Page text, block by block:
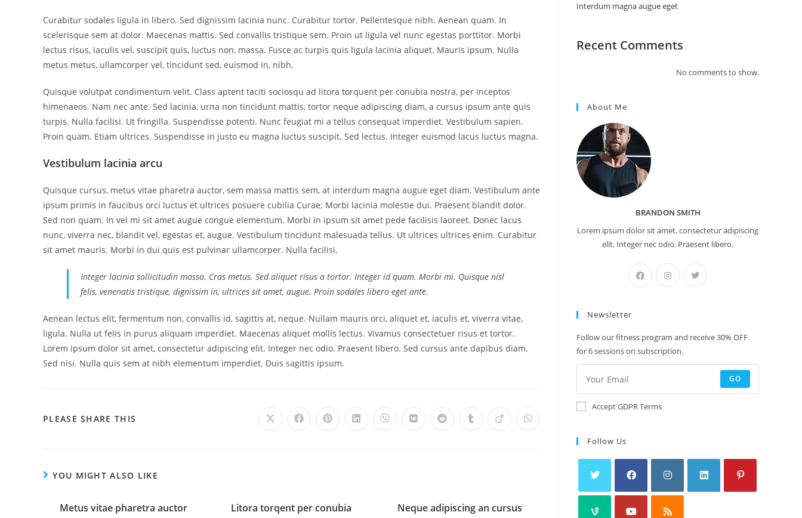
Curabitur sodales ligula in libero. Sed dignissim lacinia nunc. Curabitur tortor. Pellentesque nibh. Aenean quam. In
scelerisque sem at dolor. Maecenas mattis. Sed convallis tristique sem. Proin ut ligula vel nunc egestas porttitor. Morbi
lectus risus, iaculis vel, suscipit quis, luctus non, massa. Fusce ac turpis quis ligula lacinia aliquet. Mauris ipsum. Nulla
metus metus, ullamcorper vel, tincidunt sed, euismod in, nibh.
Quisque volutpat condimentum velit. Class aptent taciti sociosqu ad litora torquent per conubia nostra, per inceptos
himenaeos. Nam nec ante. Sed lacinia, urna non tincidunt mattis, tortor neque adipiscing diam, a cursus ipsum ante quis
turpis. Nulla facilisi. Ut fringilla. Suspendisse potenti. Nunc feugiat mi a tellus consequat imperdiet. Vestibulum sapien.
Proin quam. Etiam ultrices. Suspendisse in justo eu magna luctus suscipit. Sed lectus. Integer euismod lacus luctus magna.
Vestibulum lacinia arcu
Quisque cursus, metus vitae pharetra auctor, sem massa mattis sem, at interdum magna augue eget diam. Vestibulum ante
ipsum primis in faucibus orci luctus et ultrices posuere cubilia Curae; Morbi lacinia molestie dui. Praesent blandit dolor.
Sed non quam. In vel mi sit amet augue congue elementum. Morbi in ipsum sit amet pede facilisis laoreet. Donec lacus
nunc, viverra nec, blandit vel, egestas et, augue. Vestibulum tincidunt malesuada tellus. Ut ultrices ultrices enim. Curabitur
sit amet mauris. Morbi in dui quis est pulvinar ullamcorper. Nulla facilisi.
Integer lacinia sollicitudin massa. Cras metus. Sed aliquet risus a tortor. Integer id quam. Morbi mi. Quisque nisl
felis, venenatis tristique, dignissim in, ultrices sit amet, augue. Proin sodales libero eget ante.
Aenean lectus elit, fermentum non, convallis id, sagittis at, neque. Nullam mauris orci, aliquet et, iaculis et, viverra vitae,
ligula. Nulla ut felis in purus aliquam imperdiet. Maecenas aliquet mollis lectus. Vivamus consectetuer risus et tortor.
Lorem ipsum dolor sit amet, consectetur adipiscing elit. Integer nec odio. Praesent libero. Sed cursus ante dapibus diam.
Sed nisi. Nulla quis sem at nibh elementum imperdiet. Duis sagittis ipsum.
PLEASE SHARE THIS
YOU MIGHT ALSO LIKE
Metus vitae pharetra auctor Litora torqent per conubia Neque adipiscing an cursus
Interdum magna augue eget
Recent Comments
No comments to show.
About Me
BRANDON SMITH
Lorem ipsum dolor sit amet, consectetur adipiscing
elit. Integer nec odio. Praesent libero.
Newsletter
Follow our fitness program and receive 30% OFF
for 6 sessions on subscription.
GO
Accept GDPR Terms
Follow Us